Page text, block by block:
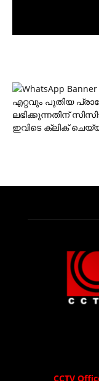
എറ്റവും പുതിയ
ലഭിക്കുന്നതിന്
ഇവിടെ ക്ലിക്
CCTV